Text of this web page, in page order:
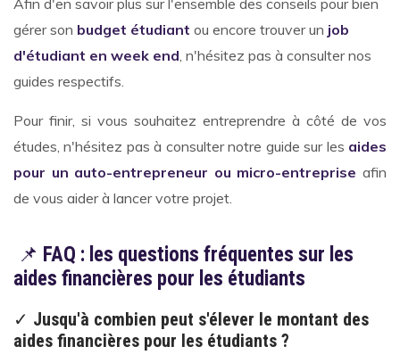
Afin d'en savoir plus sur l'ensemble des conseils pour bien
gérer son budget étudiant ou encore trouver un job
d'étudiant en week end, n'hésitez pas à consulter nos
guides respectifs.
Pour finir, si vous souhaitez entreprendre à côté de vos
études, n'hésitez pas à consulter notre guide sur les aides
pour un auto-entrepreneur ou micro-entreprise afin
de vous aider à lancer votre projet.
📌 FAQ : les questions fréquentes sur les
aides financières pour les étudiants
✓ Jusqu'à combien peut s'élever le montant des
aides financières pour les étudiants ?